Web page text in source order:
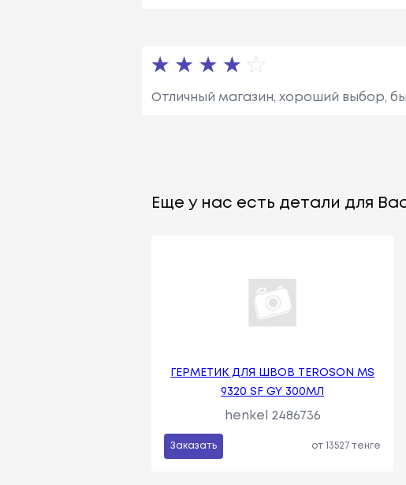
Отличный магазин, хороший выбор,
Еще у нас есть детали для
ГЕРМЕТИК ДЛЯ ШВОВ TEROSON MS
9320 SF GY 300МЛ
henkel 2486736
Заказать от 13527 тенге